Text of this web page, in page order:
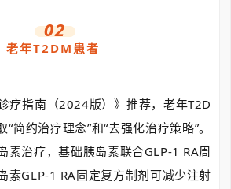
02
老年T2DM患者
疗指南（2024版）》推荐，老年T2D
简约治疗理念”和“去强化治疗策略”。
素治疗，基础胰岛素联合GLP-1 RA周
素GLP-1 RA固定复方制剂可减少注射